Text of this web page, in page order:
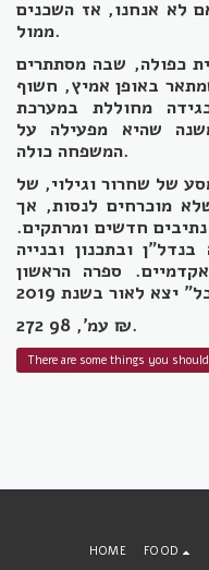
לא אנחנו, אז השכנים
ממול.
כפולה, שבה מסתתרים
באופן אמיץ, חשוף
מחוללת במערכת
שהיא מפעילה על
המשפחה כולה.
של שחרור וגילוי, של
מוכרחים לנסות, אך
חדשים ומרתקים.
ובתכנון ובנייה
ספרה הראשון
272 עמ', 98 ₪.
There are some things you
HOME FOOD